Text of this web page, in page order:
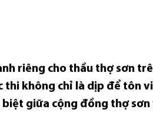
riêng cho thầu thợ sơn
thi không chỉ là dịp để tôn
biệt giữa cộng đồng thợ